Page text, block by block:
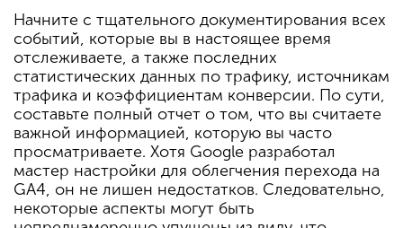
Начните с тщательного документирования всех
событий, которые вы в настоящее время
отслеживаете, а также последних
статистических данных по трафику, источникам
трафика и коэффициентам конверсии. По сути,
составьте полный отчет о том, что вы считаете
важной информацией, которую вы часто
просматриваете. Хотя Google разработал
мастер настройки для облегчения перехода на
GA4, он не лишен недостатков. Следовательно,
некоторые аспекты могут быть